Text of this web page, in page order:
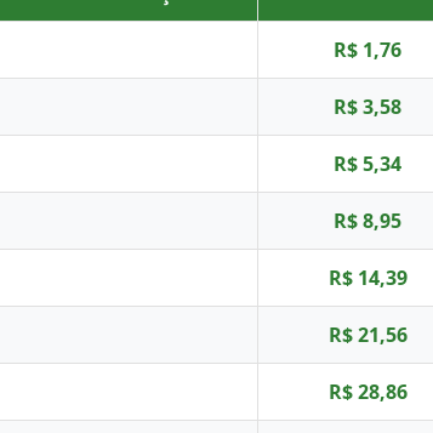
R$ 1,76
R$ 3,58
R$ 5,34
R$ 8,95
R$ 14,39
R$ 21,56
R$ 28,86